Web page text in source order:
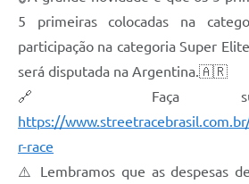
5 primeiras colocadas na
participação na categoria Super
será disputada na Argentina.🇦🇷
🔗 Faça sua
https://
r-race
⚠️ Lembramos que as despesas